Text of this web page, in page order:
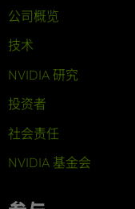
公司概览
技术
NVIDIA 研究
投资者
社会责任
NVIDIA 基金会